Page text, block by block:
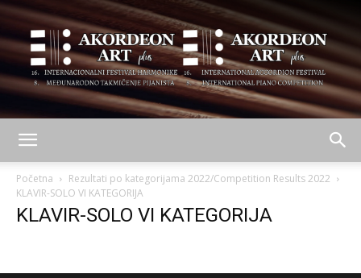
ART
Početna
Rezultati po kategorijama 2022/Competition Results 2022
KLAVIR-SOLO VI KATEGORIJA
KLAVIR-SOLO VI KATEGORIJA